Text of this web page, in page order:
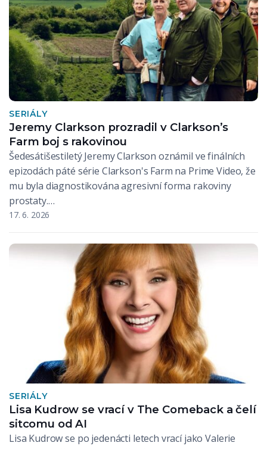
SERIÁLY
Jeremy Clarkson prozradil v Clarkson’s
Farm boj s rakovinou
Šedesátišestiletý Jeremy Clarkson oznámil ve finálních
epizodách páté série Clarkson's Farm na Prime Video, že
mu byla diagnostikována agresivní forma rakoviny
prostaty.…
17. 6. 2026
SERIÁLY
Lisa Kudrow se vrací v The Comeback a čelí
sitcomu od AI
Lisa Kudrow se po jedenácti letech vrací jako Valerie